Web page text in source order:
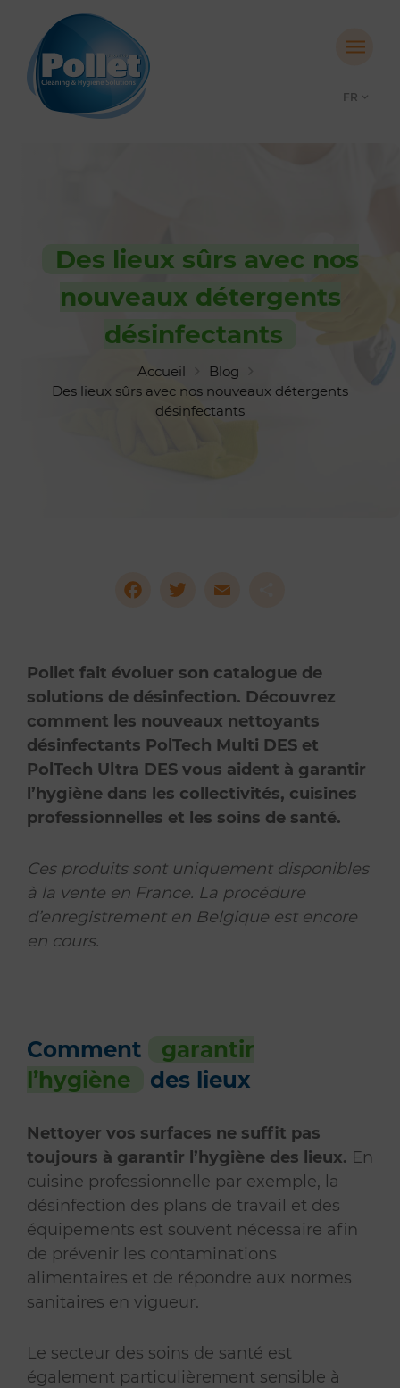
FR
Des lieux sûrs avec nos
nouveaux détergents
désinfectants
Accueil
Blog
Des lieux sûrs avec nos nouveaux détergents
désinfectants
Facebook
Twitter
Pollet fait évoluer son catalogue de
solutions de désinfection. Découvrez
comment les nouveaux nettoyants
désinfectants PolTech Multi DES et
PolTech Ultra DES vous aident à garantir
l’hygiène dans les collectivités, cuisines
professionnelles et les soins de santé.
Ces produits sont uniquement disponibles
à la vente en France. La procédure
d’enregistrement en Belgique est encore
en cours.
Comment
garantir
l’hygiène
des lieux
Nettoyer vos surfaces ne suffit pas
toujours à garantir l’hygiène des lieux. En
cuisine professionnelle par exemple, la
désinfection des plans de travail et des
équipements est souvent nécessaire afin
de prévenir les contaminations
alimentaires et de répondre aux normes
sanitaires en vigueur.
Le secteur des soins de santé est
également particulièrement sensible à